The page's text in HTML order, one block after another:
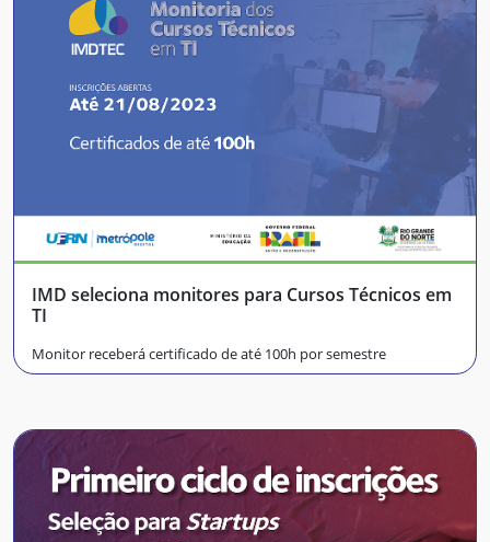
IMD seleciona monitores para Cursos Técnicos em
TI
Monitor receberá certificado de até 100h por semestre